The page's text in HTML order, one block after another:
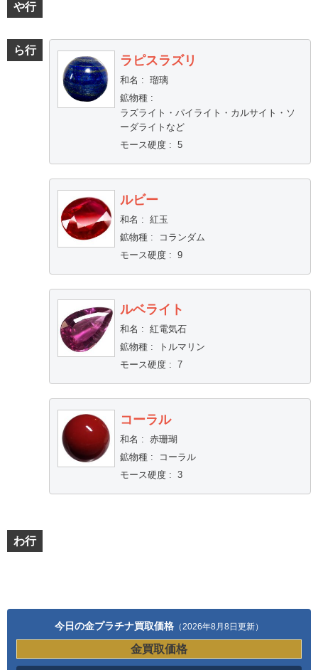
や行
ら行
ラピスラズリ
和名 : 瑠璃
鉱物種:
ラズライト・パイライト・カルサイト・ソ
ーダライトなど
モース硬度: 5
ルビー
和名 : 紅玉
鉱物種:
コランダム
モース硬度: 9
ルベライト
和名 : 紅電気石
鉱物種:
トルマリン
モース硬度: 7
コーラル
和名 : 赤珊瑚
鉱物種:
コーラル
モース硬度: 3
わ行
今日の金プラチナ買取価格 （2026年8月8日更新）
金買取価格